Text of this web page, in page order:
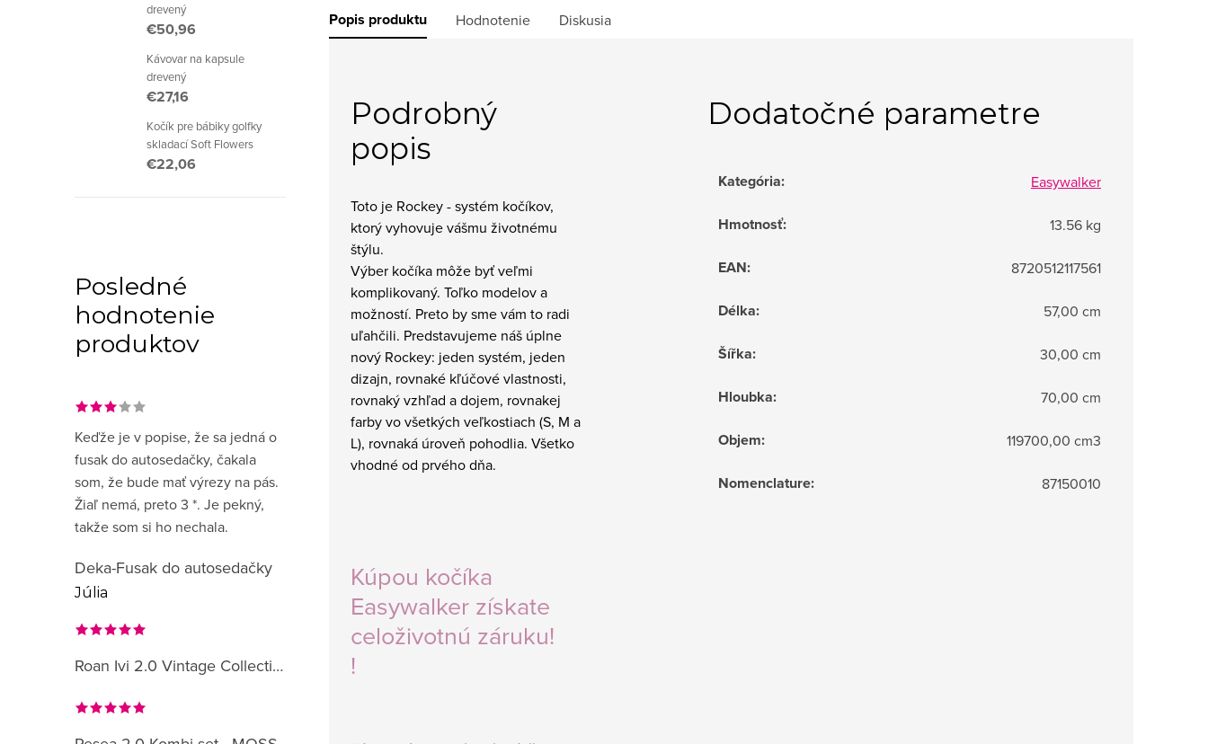
drevený
€50,96
Kávovar na kapsule
drevený
€27,16
Kočík pre bábiky golfky
skladací Soft Flowers
€22,06
Posledné
hodnotenie
produktov
Keďže je v popise, že sa jedná o
fusak do autosedačky, čakala
som, že bude mať výrezy na pás.
Žiaľ nemá, preto 3 *. Je pekný,
takže som si ho nechala.
Deka-Fusak do autosedačky
Júlia
Roan Ivi 2.0 Vintage Collection
Popis produktu Hodnotenie Diskusia
Podrobný
popis
Toto je Rockey - systém kočíkov,
ktorý vyhovuje vášmu životnému
štýlu.
Výber kočíka môže byť veľmi
komplikovaný. Toľko modelov a
možností. Preto by sme vám to radi
uľahčili. Predstavujeme náš úplne
nový Rockey: jeden systém, jeden
dizajn, rovnaké kľúčové vlastnosti,
rovnaký vzhľad a dojem, rovnakej
farby vo všetkých veľkostiach (S, M a
L), rovnaká úroveň pohodlia. Všetko
vhodné od prvého dňa.
Kúpou kočíka
Easywalker získate
celoživotnú záruku!
!
Dodatočné parametre
Kategória: Easywalker
Hmotnosť: 13.56 kg
EAN: 8720512117561
Délka: 57,00 cm
Šířka: 30,00 cm
Hloubka: 70,00 cm
Objem: 119700,00 cm3
Nomenclature: 87150010